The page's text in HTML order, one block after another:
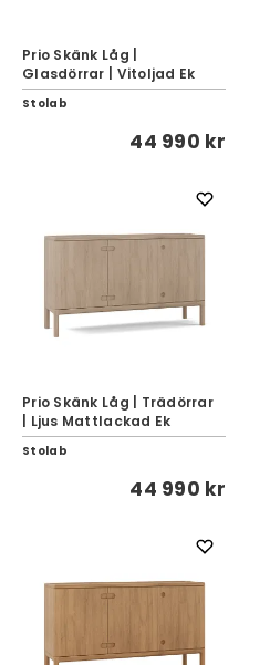
Prio Skänk Låg |
Glasdörrar | Vitoljad Ek
Stolab
44 990 kr
Prio Skänk Låg | Trädörrar
| Ljus Mattlackad Ek
Stolab
44 990 kr